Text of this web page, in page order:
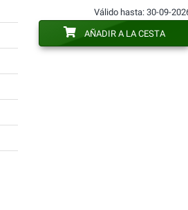
Válido hasta: 30-09-
AÑADIR A LA CESTA